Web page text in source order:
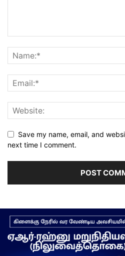
Save my name, email, and
next time I comment.